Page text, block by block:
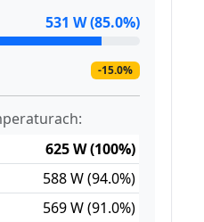
531 W (85.0%)
-15.0%
625 W (100%)
588 W (94.0%)
569 W (91.0%)